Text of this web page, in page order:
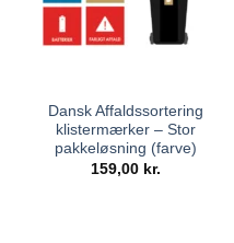
Dansk Affaldssortering
klistermærker – Stor
pakkeløsning (farve)
159,00 kr.